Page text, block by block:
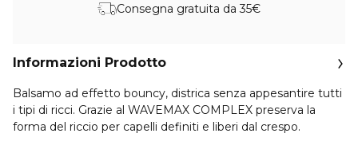
Consegna gratuita da 35€
Informazioni Prodotto
Balsamo ad effetto bouncy, districa senza appesantire tutti
i tipi di ricci. Grazie al WAVEMAX COMPLEX preserva la
forma del riccio per capelli definiti e liberi dal crespo.